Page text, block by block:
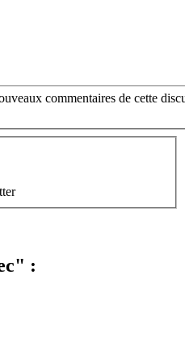
commentaires de cette
: